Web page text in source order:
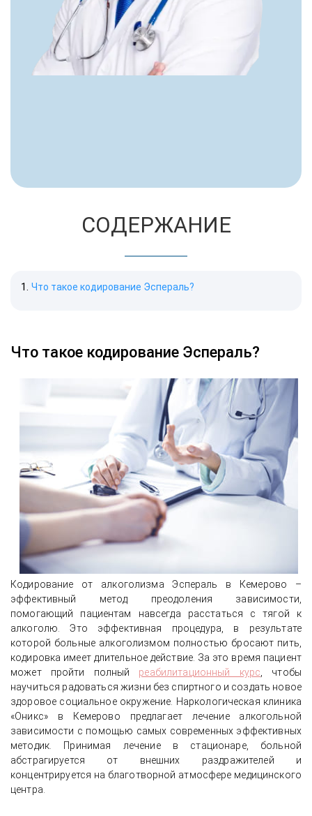
СОДЕРЖАНИЕ
Что такое кодирование Эспераль?
Что такое кодирование Эспераль?
Кодирование от алкоголизма Эспераль в Кемерово –
эффективный метод преодоления зависимости,
помогающий пациентам навсегда расстаться с тягой к
алкоголю. Это эффективная процедура, в результате
которой больные алкоголизмом полностью бросают пить,
кодировка имеет длительное действие. За это время пациент
может пройти полный реабилитационный курс , чтобы
научиться радоваться жизни без спиртного и создать новое
здоровое социальное окружение. Наркологическая клиника
«Оникс» в Кемерово предлагает лечение алкогольной
зависимости с помощью самых современных эффективных
методик. Принимая лечение в стационаре, больной
абстрагируется от внешних раздражителей и
концентрируется на благотворной атмосфере медицинского
центра.